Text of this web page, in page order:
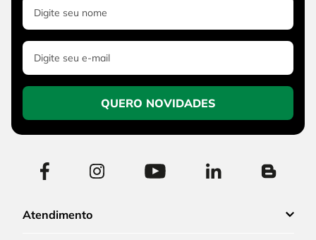
QUERO NOVIDADES
Atendimento